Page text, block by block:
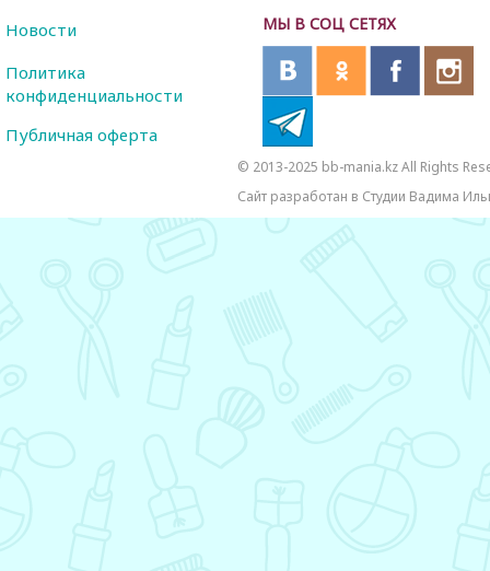
МЫ В СОЦ СЕТЯХ
Новости
Политика
конфиденциальности
Публичная оферта
© 2013-2025 bb-mania.kz All Rights
Сайт разработан в Студии Вадима